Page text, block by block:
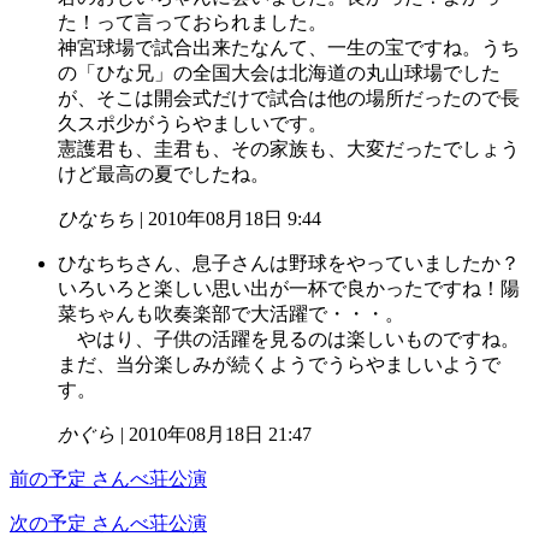
た！って言っておられました。
神宮球場で試合出来たなんて、一生の宝ですね。うち
の「ひな兄」の全国大会は北海道の丸山球場でした
が、そこは開会式だけで試合は他の場所だったので長
久スポ少がうらやましいです。
憲護君も、圭君も、その家族も、大変だったでしょう
けど最高の夏でしたね。
ひなちち | 2010年08月18日 9:44
ひなちちさん、息子さんは野球をやっていましたか？
いろいろと楽しい思い出が一杯で良かったですね！陽
菜ちゃんも吹奏楽部で大活躍で・・・。
やはり、子供の活躍を見るのは楽しいものですね。
まだ、当分楽しみが続くようでうらやましいようで
す。
かぐら | 2010年08月18日 21:47
前の予定 さんべ荘公演
次の予定 さんべ荘公演